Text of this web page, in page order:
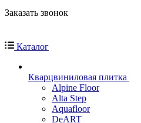
Заказать звонок
Каталог
Кварцвиниловая плитка
Alpine Floor
Alta Step
Aquafloor
DeART